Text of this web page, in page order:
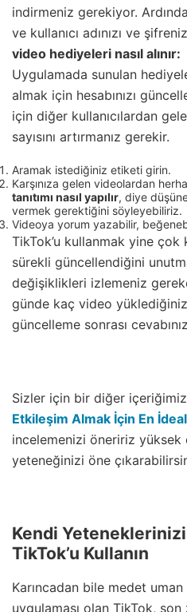
indirmeniz gerekiyor.
ve kullanıcı adınızı ve
video hediyeleri nasıl alınır:
Uygulamada sunulan
almak için hesabınızı
için diğer kullanıcılardan
sayısını artırmanız gerekir.
Aramak istediğiniz etiketi girin.
Karşınıza gelen videolardan
tanıtımı nasıl yapılır, diye
vermek gerektiğini söyleyebiliriz.
Videoya yorum yazabilir,
TikTok’u kullanmak yine çok
sürekli güncellendiğini
değişiklikleri izlemeniz
günde kaç video
güncelleme sonrası
Sizler için bir diğer
Etkileşim Almak İçin En
incelemenizi öneririz
yeteneğinizi öne
Kendi
TikTok’u Kullanın
Karıncadan bile medet
uygulaması olan TikTok,